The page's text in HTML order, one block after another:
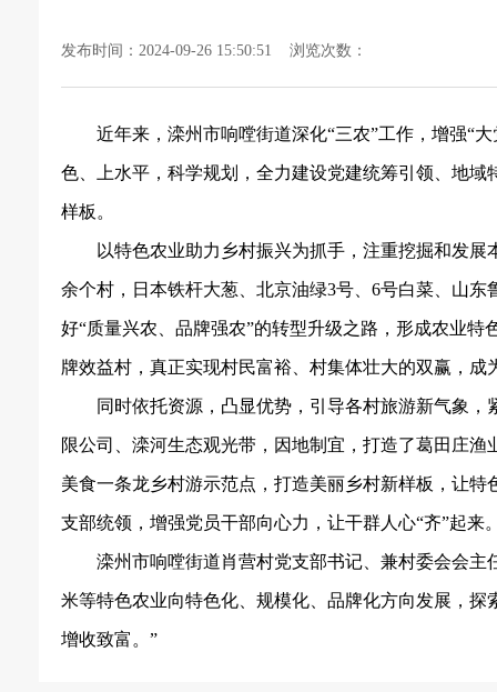
发布时间：2024-09-26 15:50:51 浏览次数：
近年来，滦州市响嘡街道深化“三农”工作，增强“
色、上水平，科学规划，全力建设党建统筹引领、地
样板。
以特色农业助力乡村振兴为抓手，注重挖掘和发
余个村，日本铁杆大葱、北京油绿3号、6号白菜、山东
好“质量兴农、品牌强农”的转型升级之路，形成农业
牌效益村，真正实现村民富裕、村集体壮大的双赢，成
同时依托资源，凸显优势，引导各村旅游新气象，
限公司、滦河生态观光带，因地制宜，打造了葛田庄
美食一条龙乡村游示范点，打造美丽乡村新样板，让
支部统领，增强党员干部向心力，让干群人心“齐”起来
滦州市响嘡街道肖营村党支部书记、兼村委会会主
米等特色农业向特色化、规模化、品牌化方向发展，
增收致富。”